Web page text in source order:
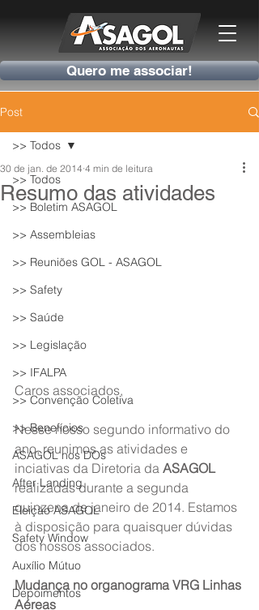
Quero me associar!
Post
>> Todos
>> Boletim ASAGOL
>> Assembleias
>> Reuniões GOL - ASAGOL
>> Safety
>> Saúde
>> Legislação
>> IFALPA
>> Convenção Coletiva
>> Benefícios
ASAGOL nos DOs
After Landing
Eleição ASAGOL
Safety Window
Auxílio Mútuo
Depoimentos
>> Todos
Resumo das atividades
30 de jan. de 2014 4 min de leitura
Caros associados,
Nesse nosso segundo informativo do
ano, reunimos as atividades e
inciativas da Diretoria da ASAGOL
realizadas durante a segunda
quinzena de janeiro de 2014. Estamos
à disposição para quaisquer dúvidas
dos nossos associados.
Mudança no organograma VRG Linhas
Aéreas